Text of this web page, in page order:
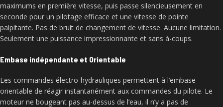
maximums en première vitesse, puis passe silencieusement en
seconde pour un pilotage efficace et une vitesse de pointe
palpitante. Pas de bruit de changement de vitesse. Aucune limitation.
Seulement une puissance impressionnante et sans à-coups.
Embase indépendante et Orientable
Les commandes électro-hydrauliques permettent à l’embase
orientable de réagir instantanément aux commandes du pilote. Le
moteur ne bougeant pas au-dessus de l’eau, il n’y a pas de